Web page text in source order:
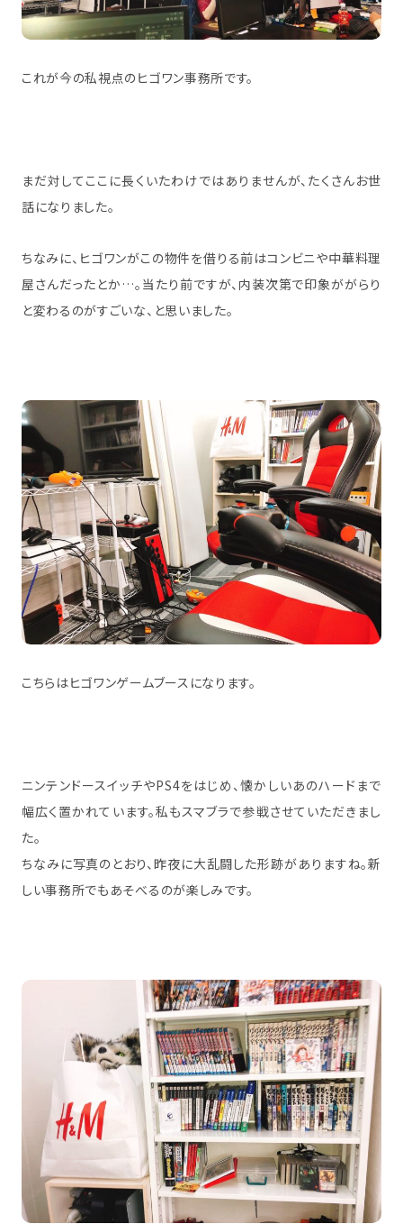
これが今の私視点のヒゴワン事務所です。
まだ対してここに長くいたわけではありませんが、たくさんお世
話になりました。
ちなみに、ヒゴワンがこの物件を借りる前はコンビニや中華料理
屋さんだったとか…。当たり前ですが、内装次第で印象ががらり
と変わるのがすごいな、と思いました。
こちらはヒゴワンゲームブースになります。
ニンテンドースイッチやPS4をはじめ、懐かしいあのハードまで
幅広く置かれています。私もスマブラで参戦させていただきまし
た。
ちなみに写真のとおり、昨夜に大乱闘した形跡がありますね。新
しい事務所でもあそべるのが楽しみです。